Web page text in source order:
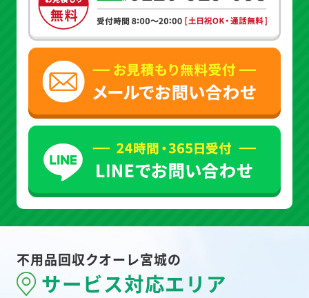
不用品回収クオーレ宮城の
サービス対応エリア